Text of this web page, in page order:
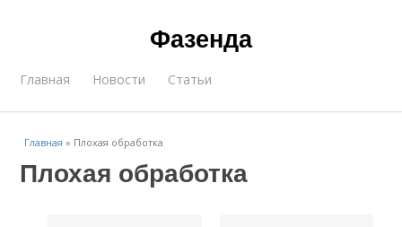
Фазенда
Главная Новости Статьи
Главная » Плохая обработка
Плохая обработка